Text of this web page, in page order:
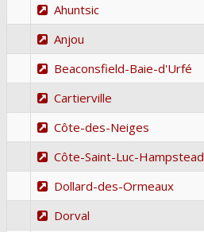
Ahuntsic
Anjou
Beaconsfield-Baie-d'Urfé
Cartierville
Côte-des-Neiges
Côte-Saint-Luc-Hampstead
Dollard-des-Ormeaux
Dorval